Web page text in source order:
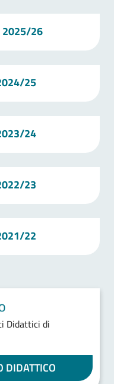
2025/26
25
24
23
22
Didattici di
DIDATTICO